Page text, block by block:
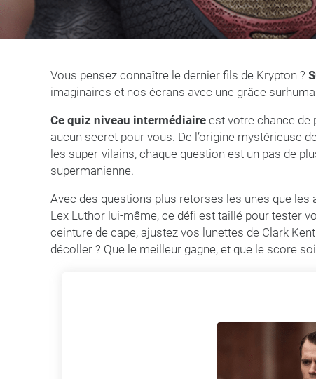
Vous pensez connaître le dernier fils de Krypton ?
imaginaires et nos écrans avec une grâce
Ce quiz niveau intermédiaire est votre chance de
aucun secret pour vous. De l’origine mystérieuse
les super-vilains, chaque question est un pas de
supermanienne.
Avec des questions plus retorses les unes que
Lex Luthor lui-même, ce défi est taillé pour tester
ceinture de cape, ajustez vos lunettes de Clark
décoller ? Que le meilleur gagne, et que le score